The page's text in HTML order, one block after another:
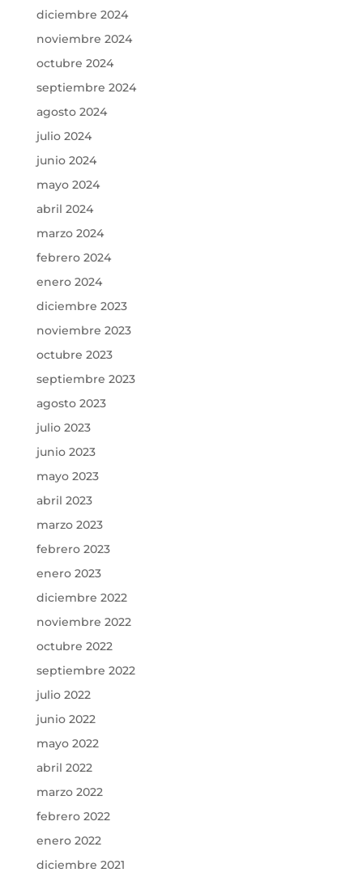
diciembre 2024
noviembre 2024
octubre 2024
septiembre 2024
agosto 2024
julio 2024
junio 2024
mayo 2024
abril 2024
marzo 2024
febrero 2024
enero 2024
diciembre 2023
noviembre 2023
octubre 2023
septiembre 2023
agosto 2023
julio 2023
junio 2023
mayo 2023
abril 2023
marzo 2023
febrero 2023
enero 2023
diciembre 2022
noviembre 2022
octubre 2022
septiembre 2022
julio 2022
junio 2022
mayo 2022
abril 2022
marzo 2022
febrero 2022
enero 2022
diciembre 2021